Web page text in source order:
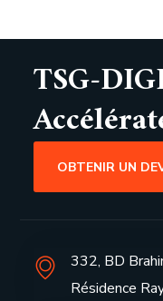
TSG-
OBTENIR UN
332, BD
Résidence